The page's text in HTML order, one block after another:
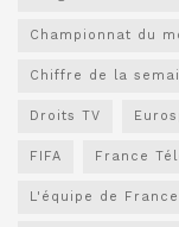
Championnat du
Chiffre de la
Droits TV
FIFA France
L'équipe de